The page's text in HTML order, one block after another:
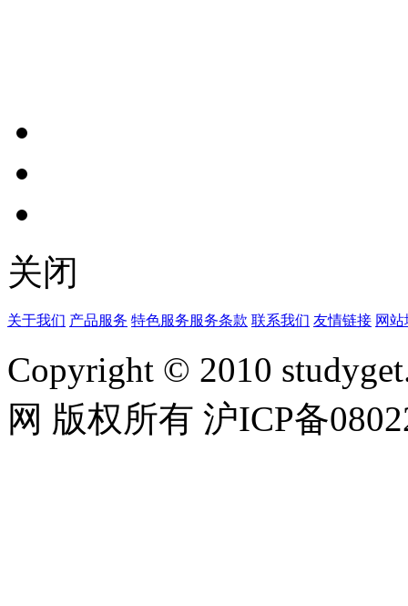
关闭
关于我们 产品服务 特色服务服务条款 联系我们 友情链接 网
Copyright © 2010
网 版权所有 沪ICP备